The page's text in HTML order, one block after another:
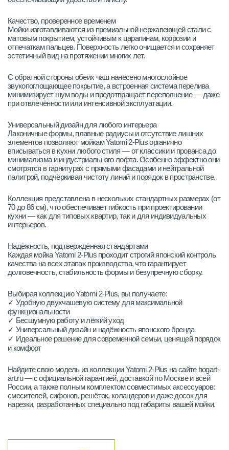
Качество, проверенное временем
Мойки изготавливаются из премиальной нержавеющей стали с
матовым покрытием, устойчивым к царапинам, коррозии и
отпечаткам пальцев. Поверхность легко очищается и сохраняет
эстетичный вид на протяжении многих лет.
С обратной стороны обеих чаш нанесено многослойное
звукопоглощающее покрытие, а встроенная система перелива
минимизирует шум воды и предотвращает переполнение — даже
при отвлечённости или интенсивной эксплуатации.
Универсальный дизайн для любого интерьера
Лаконичные формы, плавные радиусы и отсутствие лишних
элементов позволяют мойкам Yatomi 2-Plus органично
вписываться в кухни любого стиля — от классики и прованса до
минимализма и индустриального лофта. Особенно эффектно они
смотрятся в гарнитурах с прямыми фасадами и нейтральной
палитрой, подчёркивая чистоту линий и порядок в пространстве.
Коллекция представлена в нескольких стандартных размерах (от
70 до 86 см), что обеспечивает гибкость при проектировании
кухни — как для типовых квартир, так и для индивидуальных
интерьеров.
Надёжность, подтверждённая стандартами
Каждая мойка Yatomi 2-Plus проходит строгий японский контроль
качества на всех этапах производства, что гарантирует
долговечность, стабильность формы и безупречную сборку.
Выбирая коллекцию Yatomi 2-Plus, вы получаете:
✓ Удобную двухчашевую систему для максимальной
функциональности
✓ Бесшумную работу и лёгкий уход
✓ Универсальный дизайн и надёжность японского бренда
✓ Идеальное решение для современной семьи, ценящей порядок
и комфорт
Найдите свою модель из коллекции Yatomi 2-Plus на сайте hogart-
art.ru — с официальной гарантией, доставкой по Москве и всей
России, а также полным комплектом совместимых аксессуаров:
смесителей, сифонов, решёток, коландеров и даже досок для
нарезки, разработанных специально под габариты вашей мойки.